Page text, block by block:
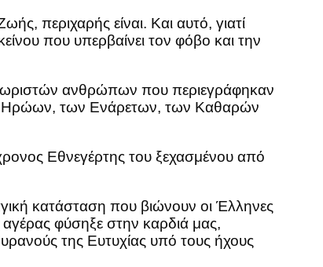
περιχαρής είναι. Και αυτό, γιατί
που υπερβαίνει τον φόβο και την
ανθρώπων που περιεγράφηκαν
Ηρώων, των Ενάρετων, των Καθαρών
Εθνεγέρτης του ξεχασμένου από
κατάσταση που βιώνουν οι Έλληνες
φύσηξε στην καρδιά μας,
της Ευτυχίας υπό τους ήχους